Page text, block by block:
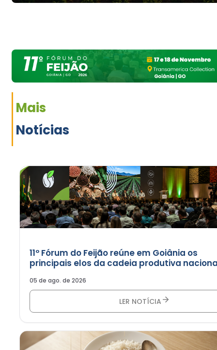
Mais
Notícias
11º Fórum do Feijão reúne em Goiânia os
principais elos da cadeia produtiva
05 de ago. de 2026
LER NOTÍCIA